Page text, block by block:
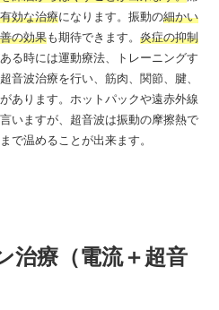
効な治療になります。振動の細かい
の効果も期待できます。炎症の抑制
る時には運動療法、トレーニングす
音波治療を行い、筋肉、関節、腱、
あります。ホットパックや遠赤外線
いますが、超音波は振動の摩擦熱で
で温めることが出来ます。
治療（電流＋超音